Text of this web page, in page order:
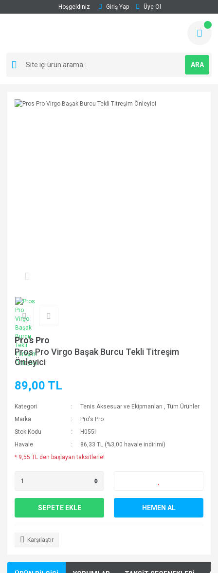
Hoşgeldiniz Giriş Yap Üye Ol
ARA
Pro's Pro
Pros Pro Virgo Başak Burcu Tekli Titreşim
Önleyici
89,00 TL
Kategori Tenis Aksesuar ve Ekipmanları ,Tüm Ürünler
Marka
Pro's Pro
Stok Kodu
H055I
Havale
86,33 TL (%3,00 havale indirimi)
* 9,55 TL den başlayan taksitlerle!
SEPETE EKLE HEMEN AL
Karşılaştır